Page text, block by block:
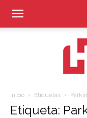
Inicio Etiquetas
Etiqueta: